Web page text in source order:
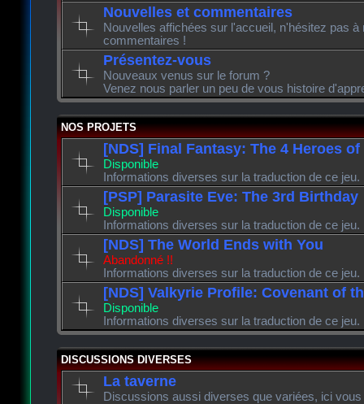
Nouvelles et commentaires
Nouvelles affichées sur l'accueil, n'hésitez pas à
commentaires !
Présentez-vous
Nouveaux venus sur le forum ?
Venez nous parler un peu de vous histoire
NOS PROJETS
[NDS] Final Fantasy: The 4 Heroes
Disponible
Informations diverses sur la traduction de ce jeu.
[PSP] Parasite Eve: The 3rd Birthday
Disponible
Informations diverses sur la traduction de ce jeu.
[NDS] The World Ends with You
Abandonné !!
Informations diverses sur la traduction de ce jeu.
[NDS] Valkyrie Profile: Covenant of
Disponible
Informations diverses sur la traduction de ce jeu.
DISCUSSIONS DIVERSES
La taverne
Discussions aussi diverses que variées, ici